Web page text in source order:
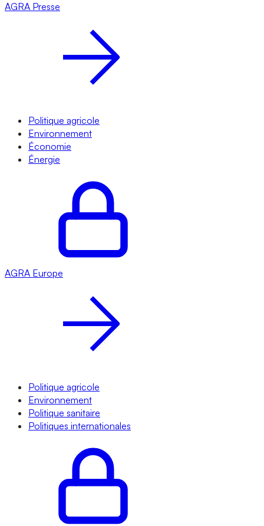
AGRA Presse
Politique agricole
Environnement
Économie
Énergie
AGRA Europe
Politique agricole
Environnement
Politique sanitaire
Politiques internationales